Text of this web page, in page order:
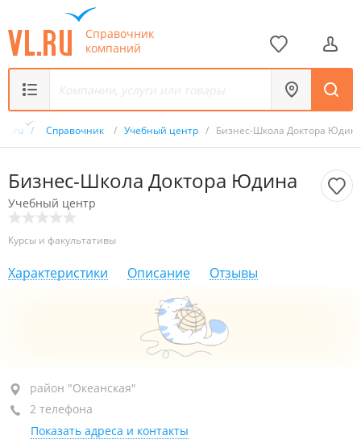
Справочник
компаний
VL.ru / Справочник / Учебный центр / Бизнес-Школа Доктора
Бизнес-Школа Доктора Юдина
Учебный центр
Курсы и факультативы
Характеристики Описание Отзывы
район "Океанская", ул. Четвертая, 11
+7 (423) 266-69-99
+7 (423) 250-59-99
район "Океанская"
2 телефона
Показать адреса и контакты